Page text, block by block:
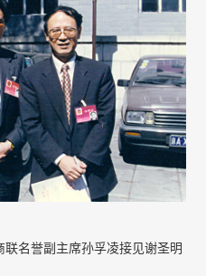
名誉副主席孙孚凌接见谢圣明